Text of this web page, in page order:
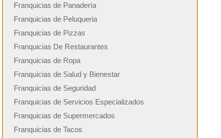
Franquicias de Panadería
Franquicias de Peluqueria
Franquicias de Pizzas
Franquicias De Restaurantes
Franquicias de Ropa
Franquicias de Salud y Bienestar
Franquicias de Seguridad
Franquicias de Servicios Especializados
Franquicias de Supermercados
Franquicias de Tacos